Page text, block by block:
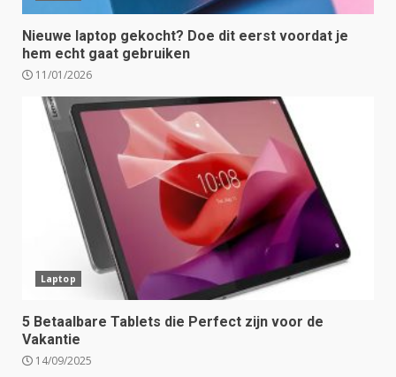
Nieuwe laptop gekocht? Doe dit eerst voordat je
hem echt gaat gebruiken
11/01/2026
Laptop
5 Betaalbare Tablets die Perfect zijn voor de
Vakantie
14/09/2025